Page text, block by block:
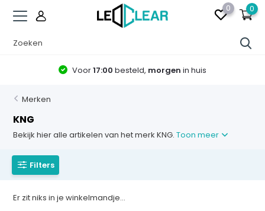
0 0
Voor17:00 besteld, morgen in huis
Merken
KNG
Bekijk hier alle artikelen van het merk KNG.Toon meer
Filters
Er zit niks in je winkelmandje...